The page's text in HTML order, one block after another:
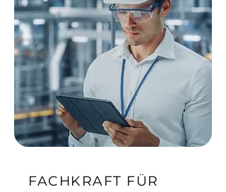
FACHKRAFT FÜR